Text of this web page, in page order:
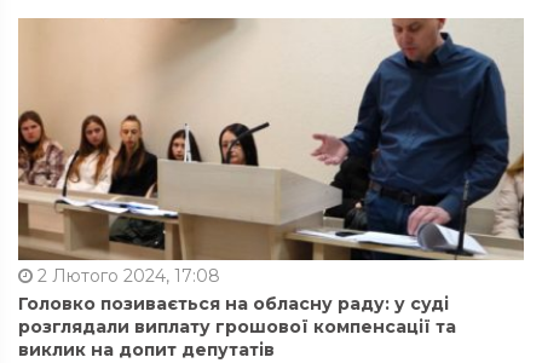
2 Лютого 2024, 17:08
Головко позивається на обласну раду: у суді
розглядали виплату грошової компенсації та
виклик на допит депутатів